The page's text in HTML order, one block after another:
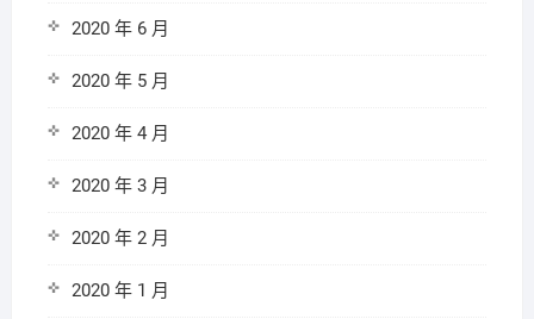
2020 年 6 月
2020 年 5 月
2020 年 4 月
2020 年 3 月
2020 年 2 月
2020 年 1 月